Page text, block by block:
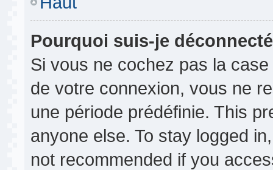
Pourquoi suis-je
Si vous ne cochez pas la case
de votre connexion, vous ne
une période prédéfinie. This
anyone else. To stay logged
not recommended if you